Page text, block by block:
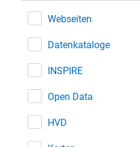
Webseiten
Datenkataloge
INSPIRE
Open Data
HVD